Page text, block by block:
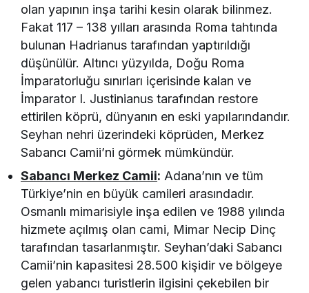
olan yapının inşa tarihi kesin olarak bilinmez.
Fakat 117 – 138 yılları arasında Roma tahtında
bulunan Hadrianus tarafından yaptırıldığı
düşünülür. Altıncı yüzyılda, Doğu Roma
İmparatorluğu sınırları içerisinde kalan ve
İmparator I. Justinianus tarafından restore
ettirilen köprü, dünyanın en eski yapılarındandır.
Seyhan nehri üzerindeki köprüden, Merkez
Sabancı Camii’ni görmek mümkündür.
Sabancı Merkez Camii: Adana’nın ve tüm
Türkiye’nin en büyük camileri arasındadır.
Osmanlı mimarisiyle inşa edilen ve 1988 yılında
hizmete açılmış olan cami, Mimar Necip Dinç
tarafından tasarlanmıştır. Seyhan’daki Sabancı
Camii’nin kapasitesi 28.500 kişidir ve bölgeye
gelen yabancı turistlerin ilgisini çekebilen bir